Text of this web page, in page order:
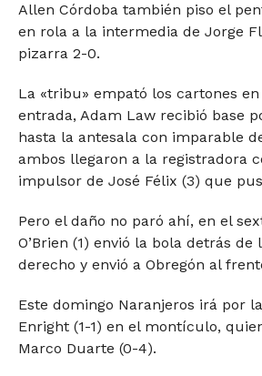
Allen Córdoba también piso el
en rola a la intermedia de Jorge
pizarra 2-0.
La «tribu» empató los cartones
entrada, Adam Law recibió base
hasta la antesala con imparable
ambos llegaron a la registradora
impulsor de José Félix (3) que
Pero el daño no paró ahí, en el
O’Brien (1) envió la bola detrás
derecho y envió a Obregón al
Este domingo Naranjeros irá por
Enright (1-1) en el montículo,
Marco Duarte (0-4).